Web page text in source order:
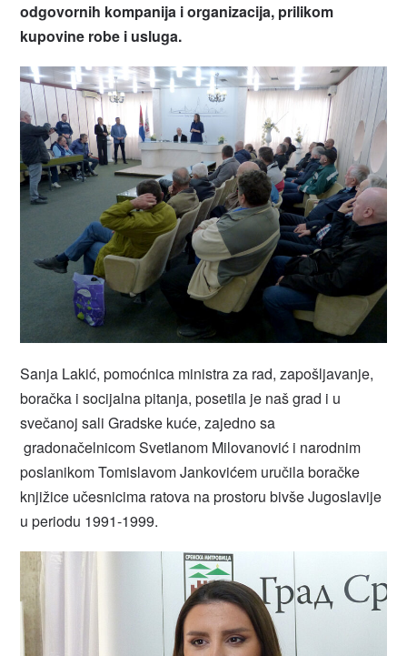
odgovornih kompanija i organizacija, prilikom
kupovine robe i usluga.
Sanja Lakić, pomoćnica ministra za rad, zapošljavanje,
boračka i socijalna pitanja, posetila je naš grad i u
svečanoj sali Gradske kuće, zajedno sa
gradonačelnicom Svetlanom Milovanović i narodnim
poslanikom Tomislavom Jankovićem uručila boračke
knjižice učesnicima ratova na prostoru bivše Jugoslavije
u periodu 1991-1999.